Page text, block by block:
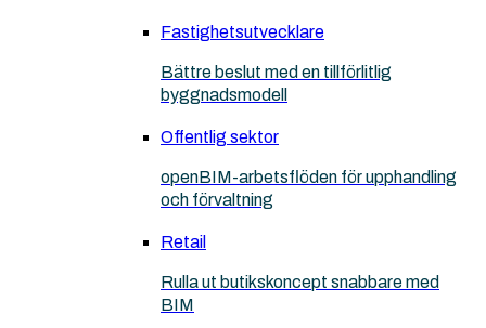
Fastighetsutvecklare
Bättre beslut med en tillförlitlig
byggnadsmodell
Offentlig sektor
openBIM-arbetsflöden för upphandling
och förvaltning
Retail
Rulla ut butikskoncept snabbare med
BIM